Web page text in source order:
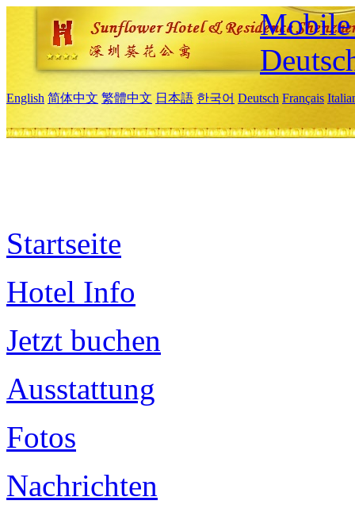
Mobile
English 简体中文 繁體中文 日本語 한국어 Deutsch Français
Startseite
Hotel Info
Jetzt buchen
Ausstattung
Fotos
Nachrichten